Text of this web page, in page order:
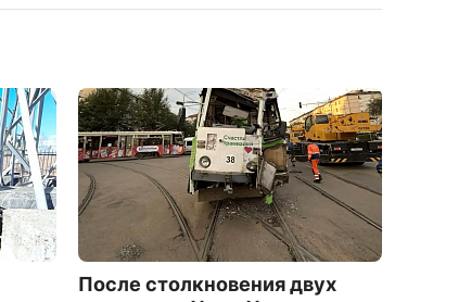
После столкновения двух